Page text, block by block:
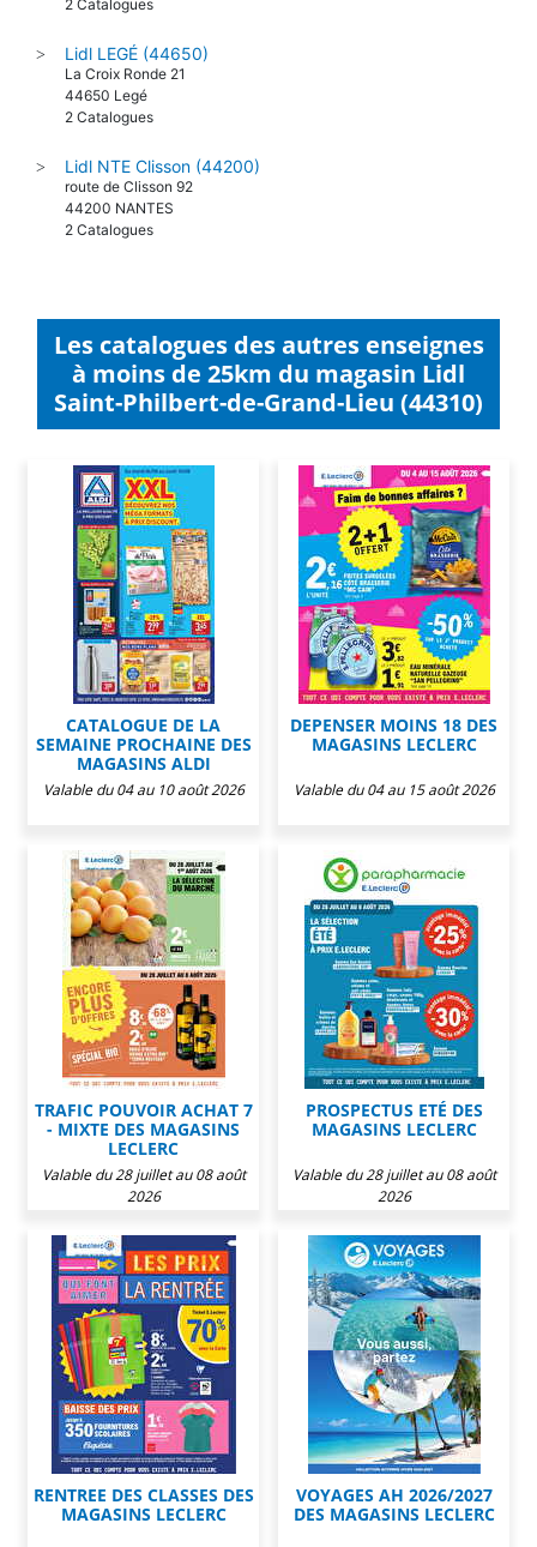
2 Catalogues
> Lidl LEGÉ (44650)
La Croix Ronde 21
44650 Legé
2 Catalogues
> Lidl NTE Clisson (44200)
route de Clisson 92
44200 NANTES
2 Catalogues
Les catalogues des autres enseignes
à moins de 25km du magasin Lidl
Saint-Philbert-de-Grand-Lieu (44310)
CATALOGUE DE LA
SEMAINE PROCHAINE DES
MAGASINS ALDI
Valable du 04 au 10 août 2026
DEPENSER MOINS 18 DES
MAGASINS LECLERC
Valable du 04 au 15 août 2026
TRAFIC POUVOIR ACHAT 7
- MIXTE DES MAGASINS
LECLERC
Valable du 28 juillet au 08 août
2026
PROSPECTUS ETÉ DES
MAGASINS LECLERC
Valable du 28 juillet au 08 août
2026
RENTREE DES CLASSES DES
MAGASINS LECLERC
VOYAGES AH 2026/2027
DES MAGASINS LECLERC